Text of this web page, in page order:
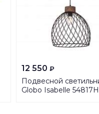
12 550 ₽
Подвесной
Globo Isabelle 54817H